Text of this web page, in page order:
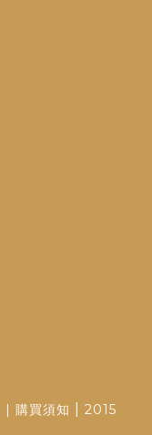
| 購買須知
2015